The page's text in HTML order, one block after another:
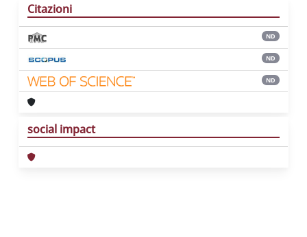
Citazioni
ND
ND
ND
social impact